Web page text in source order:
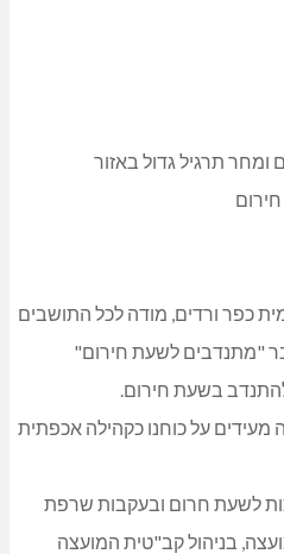
ומחר תרגיל גדול באזור
כפר ורדים, מודה לכל התושבים
"מתנדבים לשעת חירום"
בשעת חירום.
מעידים על כוחנו כקהילה אכפתית
לשעת חרום ובעקבות שרפת
בניהול קב"טית המועצה